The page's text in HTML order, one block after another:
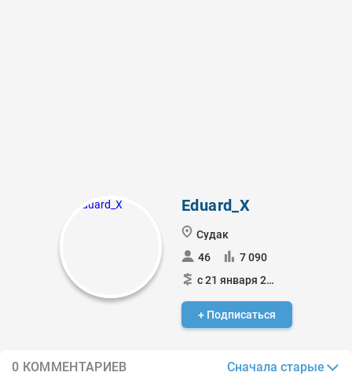
Eduard_X
Судак
46
7 090
с 21 января 2024
+ Подписаться
0 КОММЕНТАРИЕВ Сначала старые